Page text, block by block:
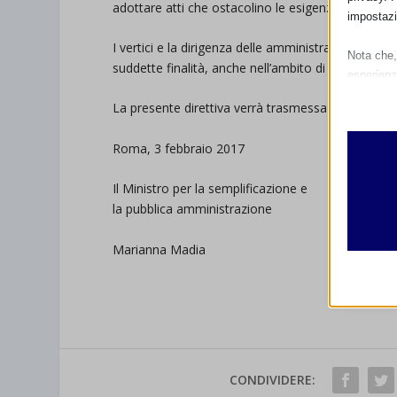
adottare atti che ostacolino le esigenze di
I vertici e la dirigenza delle amministrazioni si
suddette finalità, anche nell’ambito di organismi
La presente direttiva verrà trasmessa ai
Roma, 3 febbraio 2017
Il Ministro per la semplificazione e
la pubblica amministrazione
Marianna Madia
CONDIVIDERE:
Nota
wp-
I
Altri